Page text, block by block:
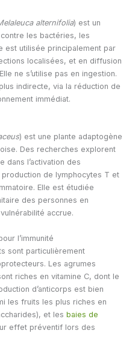
alternifolia) est un
les bactéries, les
est utilisée principalement par
localisées, et en diffusion
ne s’utilise pas en ingestion.
indirecte, via la réduction de
immédiat.
) est une plante adaptogène
Des recherches explorent
dans l’activation des
de lymphocytes T et
Elle est étudiée
des personnes en
accrue.
l’immunité
sont particulièrement
Les agrumes
riches en vitamine C, dont le
d’anticorps est bien
les fruits les plus riches en
et les baies de
effet préventif lors des